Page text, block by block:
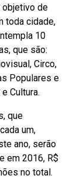
objetivo de
toda cidade,
10
que são:
Circo,
Populares e
Cultura.
que
um,
ano, serão
em 2016, R$
no total.